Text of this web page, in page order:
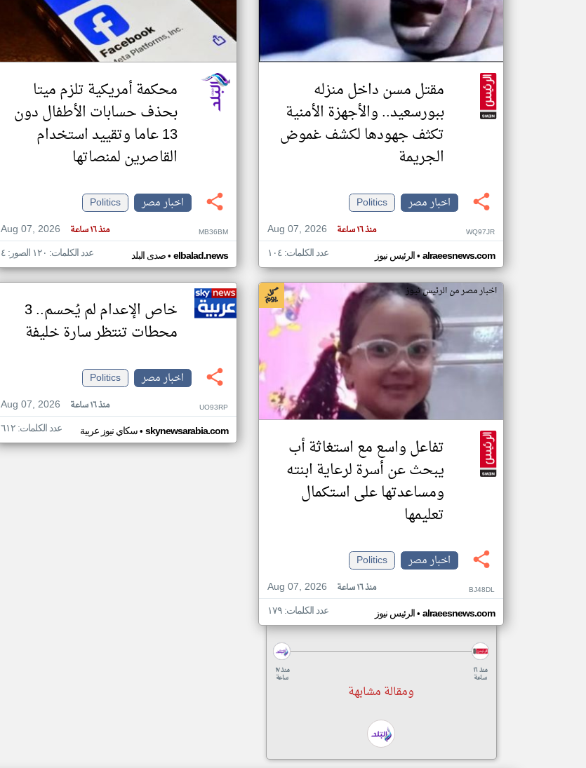
مقتل مسن داخل منزله
ببورسعيد.. والأجهزة الأمنية
تكثف جهودها لكشف غموض
الجريمة
اخبار مصر
Politics
Aug 07, 2026
منذ ١٦ ساعة WQ97JR
الرئيس نيوز• alraeesnews.com عدد الكلمات: ١٠٤
محكمة أمريكية تلزم ميتا
بحذف حسابات الأطفال دون
13 عاما وتقييد استخدام
القاصرين لمنصاتها
اخبار مصر
Politics
Aug 07, 2026
منذ ١٦ ساعة MB36BM
صدى البلد• elbalad.news عدد الكلمات: ١٢٠ الصور: ٤
اخبار مصر من الرئيس نيوز
تفاعل واسع مع استغاثة أب
يبحث عن أسرة لرعاية ابنته
ومساعدتها على استكمال
تعليمها
اخبار مصر
Politics
Aug 07, 2026
منذ ١٦ ساعة BJ48DL
الرئيس نيوز• alraeesnews.com عدد الكلمات: ١٧٩
منذ ١٧
ساعة
منذ ١٦
ساعة
ومقالة مشابهة
خاص الإعدام لم يُحسم.. 3
محطات تنتظر سارة خليفة
اخبار مصر
Politics
Aug 07, 2026
منذ ١٦ ساعة UO93RP
سكاي نيوز عربية• skynewsarabia.com عدد الكلمات: ٦١٢